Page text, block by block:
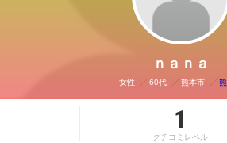
ｎａｎａ
女性 60代 熊本市
1
クチコミレベル